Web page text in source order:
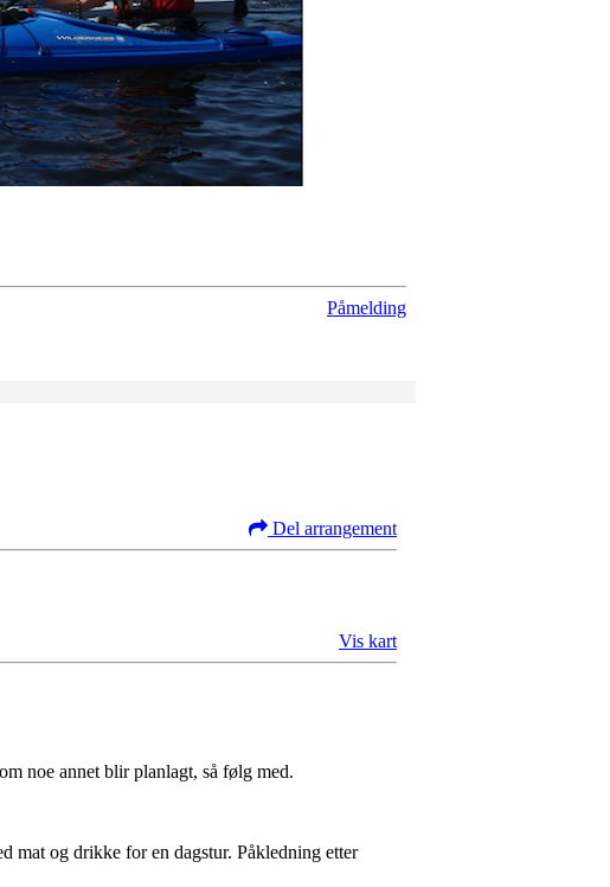
Påmelding
Del arrangement
Vis kart
noe annet blir planlagt, så følg med.
mat og drikke for en dagstur. Påkledning etter